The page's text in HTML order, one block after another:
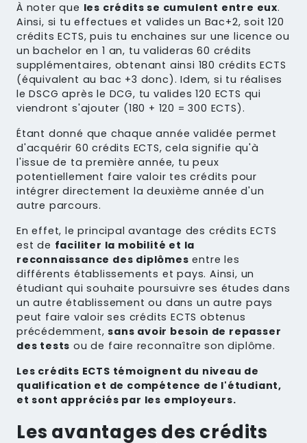
À noter que les crédits se cumulent entre eux.
Ainsi, si tu effectues et valides un Bac+2, soit 120
crédits ECTS, puis tu enchaines sur une licence ou
un bachelor en 1 an, tu valideras 60 crédits
supplémentaires, obtenant ainsi 180 crédits ECTS
(équivalent au bac +3 donc). Idem, si tu réalises
le DSCG après le DCG, tu valides 120 ECTS qui
viendront s'ajouter (180 + 120 = 300 ECTS).
Étant donné que chaque année validée permet
d'acquérir 60 crédits ECTS, cela signifie qu'à
l'issue de ta première année, tu peux
potentiellement faire valoir tes crédits pour
intégrer directement la deuxième année d'un
autre parcours.
En effet, le principal avantage des crédits ECTS
est de faciliter la mobilité et la
reconnaissance des diplômes entre les
différents établissements et pays. Ainsi, un
étudiant qui souhaite poursuivre ses études dans
un autre établissement ou dans un autre pays
peut faire valoir ses crédits ECTS obtenus
précédemment,sans avoir besoin de repasser
des tests ou de faire reconnaître son diplôme.
Les crédits ECTS témoignent du niveau de
qualification et de compétence de l'étudiant,
et sont appréciés par les employeurs.
Les avantages des crédits